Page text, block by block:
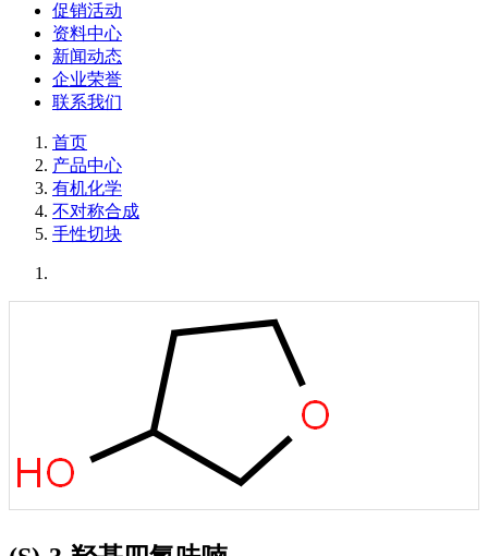
促销活动
资料中心
新闻动态
企业荣誉
联系我们
首页
产品中心
有机化学
不对称合成
手性切块